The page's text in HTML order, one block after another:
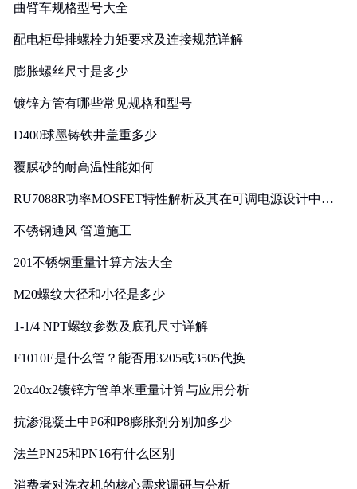
曲臂车规格型号大全
配电柜母排螺栓力矩要求及连接规范详解
膨胀螺丝尺寸是多少
镀锌方管有哪些常见规格和型号
D400球墨铸铁井盖重多少
覆膜砂的耐高温性能如何
RU7088R功率MOSFET特性解析及其在可调电源设计中的
不锈钢通风 管道施工
201不锈钢重量计算方法大全
M20螺纹大径和小径是多少
1-1/4 NPT螺纹参数及底孔尺寸详解
F1010E是什么管？能否用3205或3505代换
20x40x2镀锌方管单米重量计算与应用分析
抗渗混凝土中P6和P8膨胀剂分别加多少
法兰PN25和PN16有什么区别
消费者对洗衣机的核心需求调研与分析